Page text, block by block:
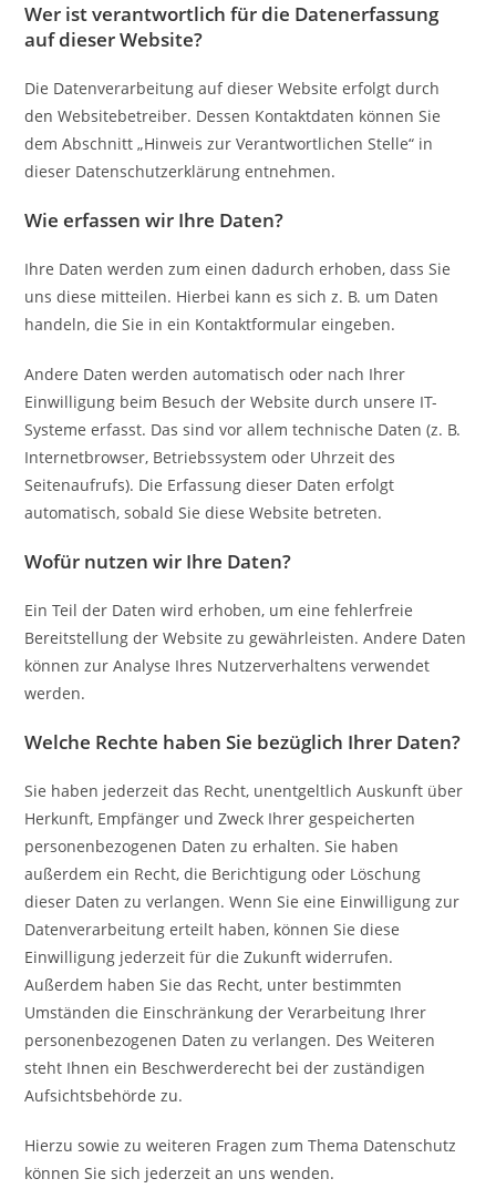
Wer ist verantwortlich für die Datenerfassung
auf dieser Website?
Die Datenverarbeitung auf dieser Website erfolgt durch
den Websitebetreiber. Dessen Kontaktdaten können Sie
dem Abschnitt „Hinweis zur Verantwortlichen Stelle“ in
dieser Datenschutzerklärung entnehmen.
Wie erfassen wir Ihre Daten?
Ihre Daten werden zum einen dadurch erhoben, dass Sie
uns diese mitteilen. Hierbei kann es sich z. B. um Daten
handeln, die Sie in ein Kontaktformular eingeben.
Andere Daten werden automatisch oder nach Ihrer
Einwilligung beim Besuch der Website durch unsere IT-
Systeme erfasst. Das sind vor allem technische Daten (z. B.
Internetbrowser, Betriebssystem oder Uhrzeit des
Seitenaufrufs). Die Erfassung dieser Daten erfolgt
automatisch, sobald Sie diese Website betreten.
Wofür nutzen wir Ihre Daten?
Ein Teil der Daten wird erhoben, um eine fehlerfreie
Bereitstellung der Website zu gewährleisten. Andere Daten
können zur Analyse Ihres Nutzerverhaltens verwendet
werden.
Welche Rechte haben Sie bezüglich Ihrer Daten?
Sie haben jederzeit das Recht, unentgeltlich Auskunft über
Herkunft, Empfänger und Zweck Ihrer gespeicherten
personenbezogenen Daten zu erhalten. Sie haben
außerdem ein Recht, die Berichtigung oder Löschung
dieser Daten zu verlangen. Wenn Sie eine Einwilligung zur
Datenverarbeitung erteilt haben, können Sie diese
Einwilligung jederzeit für die Zukunft widerrufen.
Außerdem haben Sie das Recht, unter bestimmten
Umständen die Einschränkung der Verarbeitung Ihrer
personenbezogenen Daten zu verlangen. Des Weiteren
steht Ihnen ein Beschwerderecht bei der zuständigen
Aufsichtsbehörde zu.
Hierzu sowie zu weiteren Fragen zum Thema Datenschutz
können Sie sich jederzeit an uns wenden.